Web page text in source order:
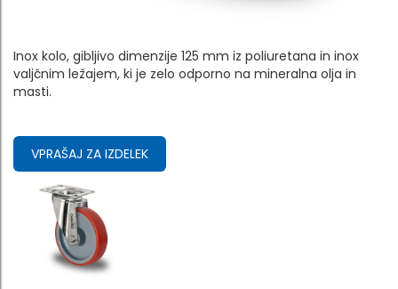
Inox kolo, gibljivo dimenzije 125 mm iz poliuretana in inox
valjčnim ležajem, ki je zelo odporno na mineralna olja in
masti.
VPRAŠAJ ZA IZDELEK